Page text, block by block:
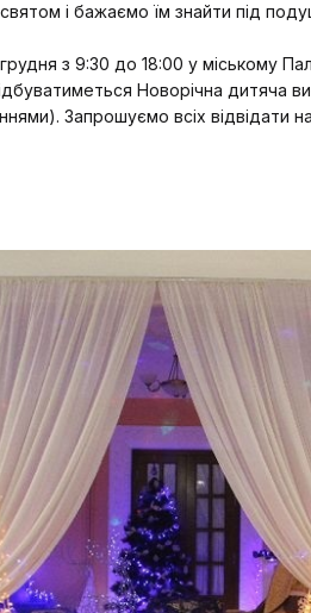
святом і бажаємо їм знайти під
з 9:30 до 18:00 у міському
Новорічна дитяча
Запрошуємо всіх відвідати